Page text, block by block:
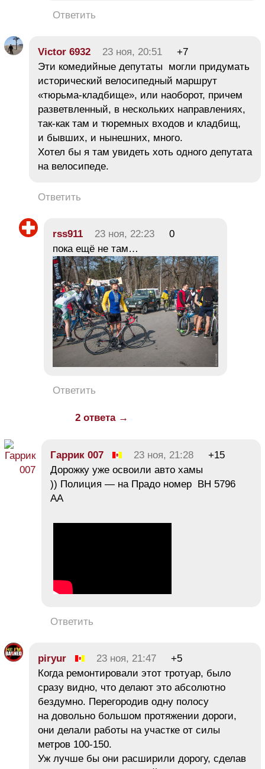
Ответить
Victor 6932 23 ноя, 20:51
+7
Эти комедийные депутаты могли придумать
исторический велосипедный маршрут
«тюрьма-кладбище», или наоборот, причем
разветвленный, в нескольких направлениях,
так-как там и тюремных входов и кладбищ,
и бывших, и нынешних, много.
Хотел бы я там увидеть хоть одного депутата
на велосипеде.
Ответить
rss911 23 ноя, 22:23
0
пока ещё не там…
Ответить
2 ответа →
Гаррик 007 23 ноя, 21:28
+15
Дорожку уже освоили авто хамы
)) Полиция — на Прадо номер ВН 5796
АА
Ответить
piryur 23 ноя, 21:47
+5
Когда ремонтировали этот тротуар, было
сразу видно, что делают это абсолютно
бездумно. Перегородив одну полосу
на довольно большом протяжении дороги,
они делали работы на участке от силы
метров 100-150.
Уж лучше бы они расширили дорогу, сделав